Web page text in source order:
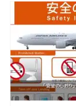
avec Lego 2